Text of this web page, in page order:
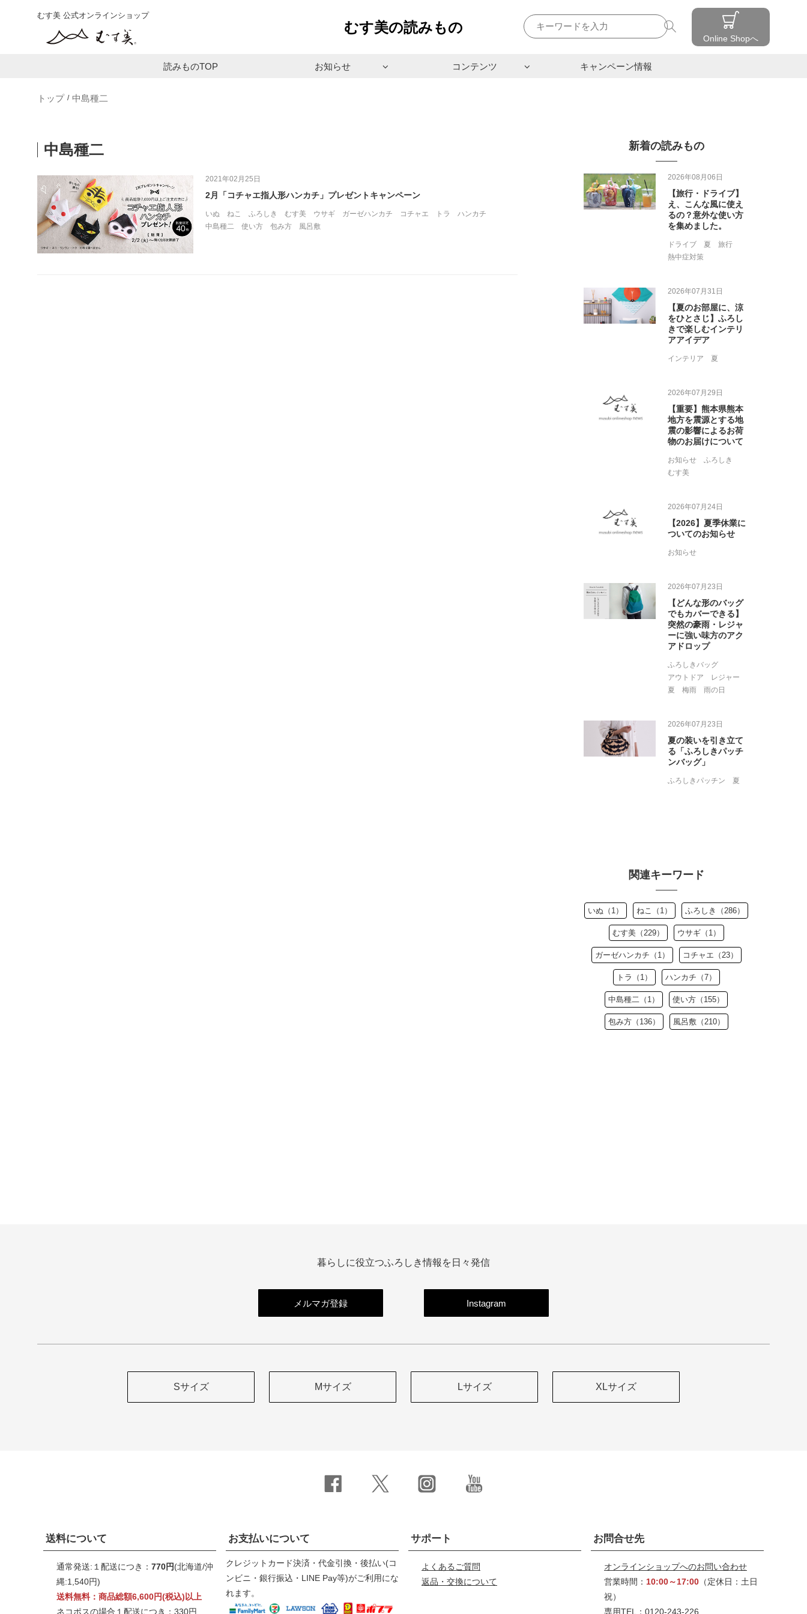
むす美 公式オンラインショップ
むす美の読みもの
Online Shopへ
検索
読みものTOP お知らせ コンテンツ キャンペーン情報
トップ 中島種二
中島種二
2021年02月25日
2月「コチャエ指人形ハンカチ」プレゼントキャンペーン
いぬ ねこ ふろしき むす美 ウサギ ガーゼハンカチ コチャエ トラ
ハンカチ
中島種二
使い方 包み方 風呂敷
関連キーワード
いぬ（1） ねこ（1） ふろしき（286）
むす美（229） ウサギ（1）
ガーゼハンカチ（1） コチャエ（23）
トラ（1） ハンカチ（7）
中島種二（1） 使い方（155）
包み方（136） 風呂敷（210）
新着の読みもの
2026年08月06日
【旅行・ドライブ】
え、こんな風に使え
るの？意外な使い方
を集めました。
ドライブ 夏
旅行
熱中症対策
2026年07月31日
【夏のお部屋に、涼
をひとさじ】ふろし
きで楽しむインテリ
アアイデア
インテリア 夏
2026年07月29日
【重要】熊本県熊本
地方を震源とする地
震の影響によるお荷
物のお届けについて
お知らせ
ふろしき
むす美
2026年07月24日
【2026】夏季休業に
ついてのお知らせ
お知らせ
2026年07月23日
【どんな形のバッグ
でもカバーできる】
突然の豪雨・レジャ
ーに強い味方のアク
アドロップ
ふろしきバッグ
アウトドア
レジャー
夏
梅雨 雨の日
2026年07月23日
夏の装いを引き立て
る「ふろしきパッチ
ンバッグ」
ふろしきパッチン 夏
暮らしに役立つふろしき情報を日々発信
メルマガ登録 Instagram
Sサイズ Mサイズ Lサイズ XLサイズ
送料について
通常発送:１配送につき： 770円(北海道/沖
縄:1,540円)
送料無料：商品総額6,600円(税込)以上
ネコポスの場合１配送につき：330円
お支払いについて
クレジットカード決済・代金引換・後払い(コ
ンビニ・銀行振込・LINE Pay等)がご利用にな
れます。
サポート
よくあるご質問
返品・交換について
お問合せ先
オンラインショップへのお問い合わせ
営業時間： 10:00～17:00 （定休日：土日
祝）
専用TEL：0120-243-226